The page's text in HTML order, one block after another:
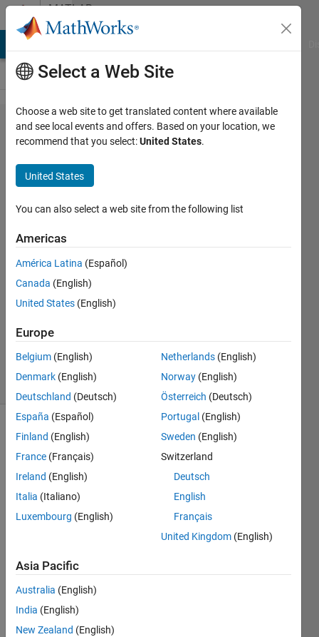
Skip to contentMATLAB
Answers
30일 평가판
라이선스에
RF
Propagation
Toolbox가
없습니다.
3 Oct
2025
Updated
3 Oct 2025
(30 days)
하세
통신
시뮬
레이
션 프
Select a Web Site
Choose a web site to get translated content where available
and see local events and offers. Based on your location, we
recommend that you select:United States.
United States
You can also select a web site from the following list
Americas
América Latina (Español)
Canada (English)
United States (English)
Europe
Belgium (English)
Denmark (English)
Deutschland (Deutsch)
España (Español)
Finland (English)
France (Français)
Ireland (English)
Italia (Italiano)
Luxembourg (English)
Netherlands (English)
Norway (English)
Österreich (Deutsch)
Portugal (English)
Sweden (English)
Switzerland
Deutsch
English
Français
United Kingdom (English)
Asia Pacific
Australia (English)
India (English)
New Zealand (English)